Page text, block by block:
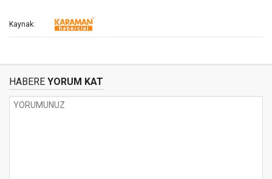
Kaynak:
HABERE YORUM KAT